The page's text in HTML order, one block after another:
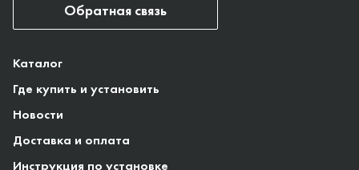
Каталог
Где купить и установить
Новости
Доставка и оплата
Инструкция по установке
Обратная связь